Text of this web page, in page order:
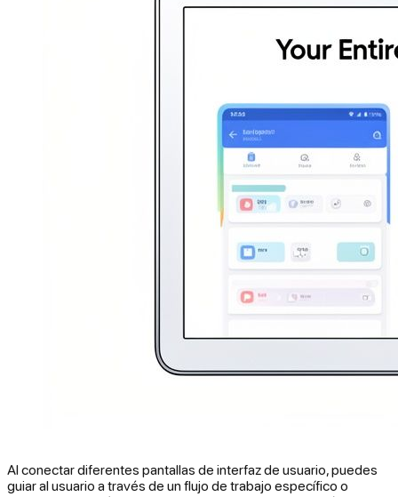
Al conectar diferentes pantallas de interfaz de usuario, puedes
guiar al usuario a través de un flujo de trabajo específico o